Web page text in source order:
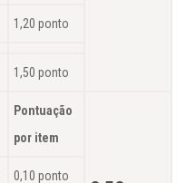
1,20 ponto
1,50 ponto
Pontuação
por item
0,10 ponto